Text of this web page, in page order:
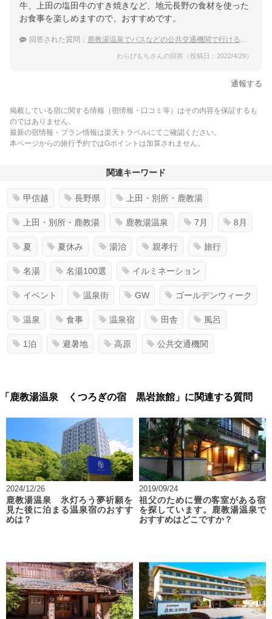
牛、上田の塩田牛のすき焼きなど、地元長野の食材を使った
お食事を楽しめますので、おすすめです。
回答された質問： 鹿教湯温泉でバスなどの公共交通機関で行ける宿は？
わらびもちさんの回答（投稿日：2022/4/29）
通報する
掲載している宿に関する情報（宿情報・口コミ等）はその内容を保証するも
のではありません。
最新の宿情報・プラン情報は楽天トラベルにてご確認ください。
本ページからの旅行予約ではGポイントは加算されません。
関連キーワード
甲信越 長野県 上田・別所・鹿教湯
上田・別所・鹿教湯 鹿教湯温泉 7月 8月
夏 夏休み 湯治 親孝行 旅行
名湯 名湯100選 イルミネーション
イベント 温泉街 GW ゴールデンウィーク
温泉 食事 温泉宿 田舎 風呂
1泊 避暑地 高原 公共交通機関
「鹿教湯温泉 くつろぎの宿 黒岩旅館」に関連する質問
2024/12/26
鹿教湯温泉 氷灯ろう夢祈願を
見た後に泊まる温泉宿のおすす
めは？
2019/09/24
祖父のために畳の客室がある宿
を探しています。鹿教湯温泉で
おすすめはどこですか？